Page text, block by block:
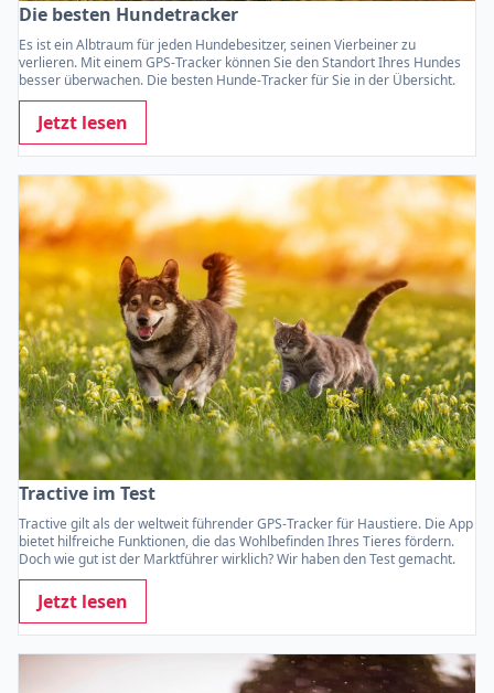
Die besten Hundetracker
Es ist ein Albtraum für jeden Hundebesitzer, seinen Vierbeiner zu
verlieren. Mit einem GPS-Tracker können Sie den Standort Ihres Hundes
besser überwachen. Die besten Hunde-Tracker für Sie in der Übersicht.
Jetzt lesen
Tractive im Test
Tractive gilt als der weltweit führender GPS-Tracker für Haustiere. Die App
bietet hilfreiche Funktionen, die das Wohlbefinden Ihres Tieres fördern.
Doch wie gut ist der Marktführer wirklich? Wir haben den Test gemacht.
Jetzt lesen